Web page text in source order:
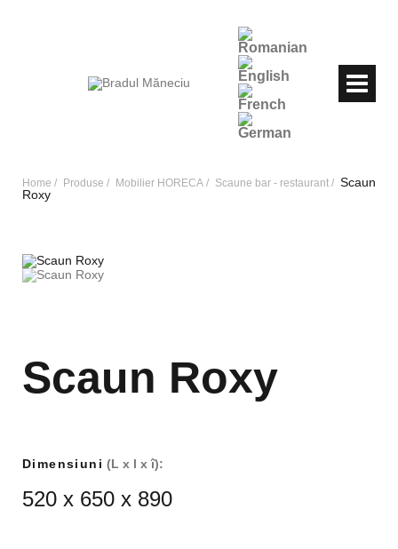
Home Produse Mobilier HORECA Scaune bar - restaurant
Scaun
Roxy
Scaun Roxy
Dimensiuni (L x l x î):
520 x 650 x 890